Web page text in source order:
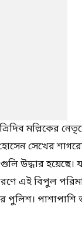
মল্লিকের
হোসেন সেখের
উদ্ধার
এই বিপুল
পুলিশ।